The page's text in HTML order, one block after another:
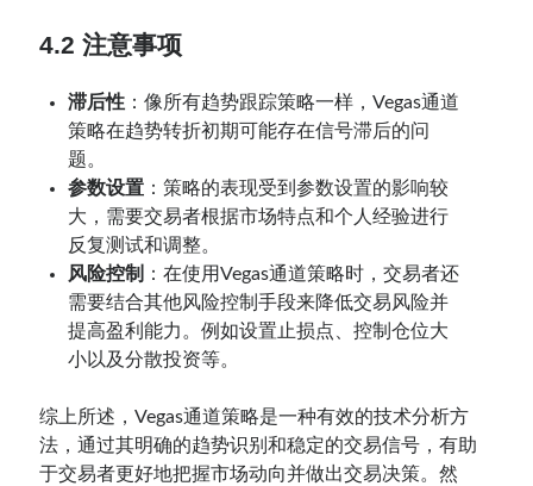
4.2 注意事项
滞后性 ：像所有趋势跟踪策略一样，Vegas通道
策略在趋势转折初期可能存在信号滞后的问
题。
参数设置 ：策略的表现受到参数设置的影响较
大，需要交易者根据市场特点和个人经验进行
反复测试和调整。
风险控制
：在使用Vegas通道策略时，交易者还
需要结合其他风险控制手段来降低交易风险并
提高盈利能力。例如设置止损点、控制仓位大
小以及分散投资等。
综上所述，Vegas通道策略是一种有效的技术分析方
法，通过其明确的趋势识别和稳定的交易信号，有助
于交易者更好地把握市场动向并做出交易决策。然